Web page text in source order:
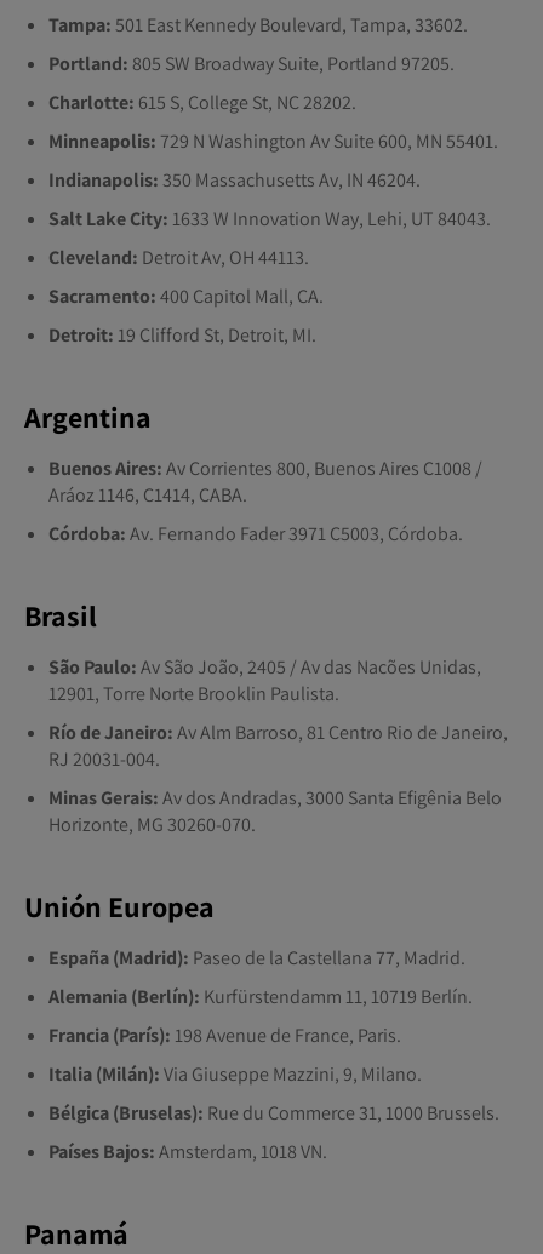
Tampa:501 East Kennedy Boulevard, Tampa, 33602.
Portland:805 SW Broadway Suite, Portland 97205.
Charlotte: 615 S, College St, NC 28202.
Minneapolis: 729 N Washington Av Suite 600, MN 55401.
Indianapolis:350 Massachusetts Av, IN 46204.
Salt Lake City: 1633 W Innovation Way, Lehi, UT 84043.
Cleveland: Detroit Av, OH 44113.
Sacramento:400 Capitol Mall, CA.
Detroit: 19 Clifford St, Detroit, MI.
Argentina
Buenos Aires:Av Corrientes 800, Buenos Aires C1008 /
Aráoz 1146, C1414, CABA.
Córdoba:Av. Fernando Fader 3971 C5003, Córdoba.
Brasil
São Paulo:Av São João, 2405 / Av das Nacões Unidas,
12901, Torre Norte Brooklin Paulista.
Río de Janeiro:Av Alm Barroso, 81 Centro Rio de Janeiro,
RJ 20031-004.
Minas Gerais:Av dos Andradas, 3000 Santa Efigênia Belo
Horizonte, MG 30260-070.
Unión Europea
España (Madrid): Paseo de la Castellana 77, Madrid.
Alemania (Berlín): Kurfürstendamm 11, 10719 Berlín.
Francia (París): 198 Avenue de France, Paris.
Italia (Milán):Via Giuseppe Mazzini, 9, Milano.
Bélgica (Bruselas): Rue du Commerce 31, 1000 Brussels.
Países Bajos:Amsterdam, 1018 VN.
Panamá